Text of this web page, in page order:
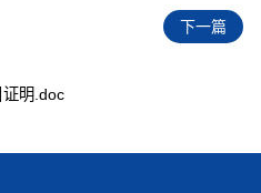
下一篇
明.doc